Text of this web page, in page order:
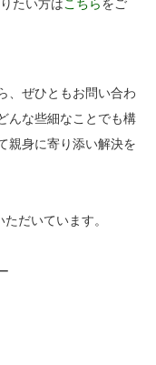
たい方はこちらをご
、ぜひともお問い合わ
んな些細なことでも構
親身に寄り添い解決を
だいています。